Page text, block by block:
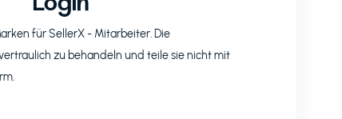
fürSellerX- Mitarbeiter. Die
zu behandeln und teile sie nicht mit